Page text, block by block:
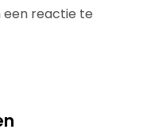
een reactie te